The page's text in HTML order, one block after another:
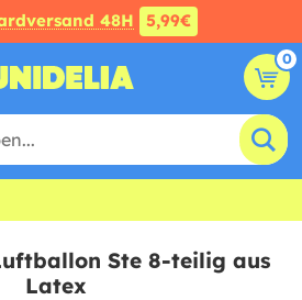
48H 5,99€
0
Ste 8-teilig aus
Latex